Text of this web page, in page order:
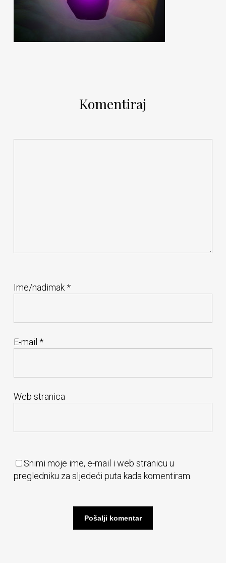
Komentiraj
Ime/nadimak*
E-mail *
Web stranica
Snimi moje ime, e-mail i web stranicu u
pregledniku za sljedeći puta kada komentiram.